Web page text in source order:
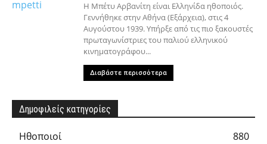
Η Μπέτυ Αρβανίτη είναι Ελληνίδα ηθοποιός.
Γεννήθηκε στην Αθήνα (Εξάρχεια), στις 4
Αυγούστου 1939. Υπήρξε από τις πιο ξακουστές
πρωταγωνίστριες του παλιού ελληνικού
κινηματογράφου...
Διαβάστε περισσότερα
Δημοφιλείς κατηγορίες
Hθοποιοί
880